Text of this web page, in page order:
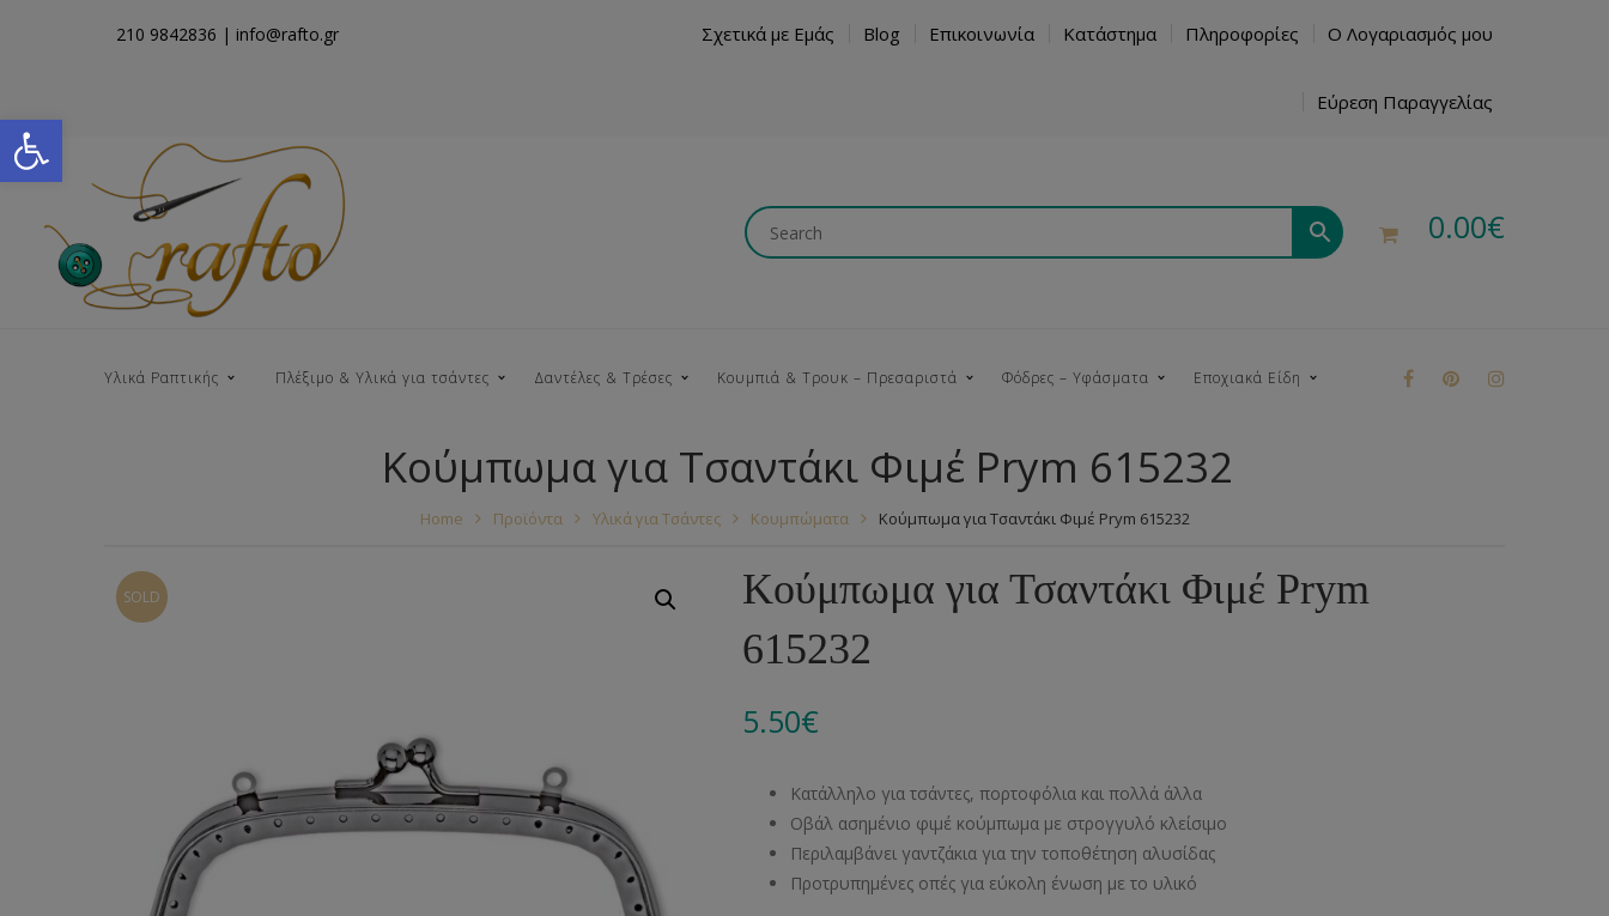
Open toolbar
210 9842836 | info@rafto.gr Σχετικά με Εμάς Blog Επικοινωνία Κατάστημα Πληροφορίες Ο Λογαριασμός μου
Εύρεση Παραγγελίας
0.00€
Υλικά Ραπτικής Πλέξιμο & Υλικά για τσάντες
Νήματα για Τσάντες Κουμπώματα
Μεταλλικά Εξαρτήματα
Νήματα
Αξεσουάρ Πλεξίματος
Δαντέλες & Τρέσες
Βαμβακερές Κρόσια
Φυτίλια- Κορδόνια
Διάφορες Τρέσες
Κουμπιά & Τρουκ – Πρεσαριστά
Ξύλινα
Πουκαμίσου
Στρας
Μεταλλικά
Άλλα Υλικά
Τρούκ
Μπουντούζια
Ντυτές Ζώνες
Φόδρες – Υφάσματα Εποχιακά Είδη
Κούμπωμα για Τσαντάκι Φιμέ Prym 615232
Home Προϊόντα Υλικά για Τσάντες Κουμπώματα Κούμπωμα για Τσαντάκι Φιμέ Prym 615232
SOLD
Κούμπωμα για Τσαντάκι Φιμέ Prym
615232
5.50€
Κατάλληλο για τσάντες, πορτοφόλια και πολλά άλλα
Οβάλ ασημένιο φιμέ κούμπωμα με στρογγυλό κλείσιμο
Περιλαμβάνει γαντζάκια για την τοποθέτηση αλυσίδας
Προτρυπημένες οπές για εύκολη ένωση με το υλικό